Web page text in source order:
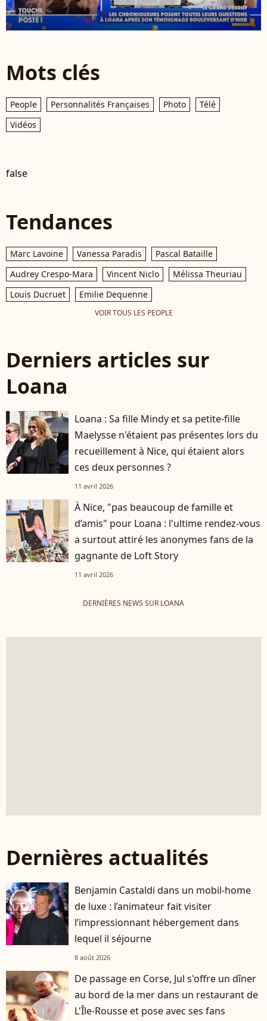
Mots clés
People Personnalités Françaises Photo
Télé
Vidéos
false
Tendances
Marc Lavoine Vanessa Paradis
Pascal Bataille
Audrey Crespo-Mara
Vincent Niclo
Mélissa Theuriau
Louis Ducruet
Emilie Dequenne
VOIR TOUS LES PEOPLE
Derniers articles sur
Loana
Loana : Sa fille Mindy et sa petite-fille
Maelysse n'étaient pas présentes lors du
recueillement à Nice, qui étaient alors
ces deux personnes ?
11 avril 2026
À Nice, "pas beaucoup de famille et
d’amis" pour Loana : l'ultime rendez-vous
a surtout attiré les anonymes fans de la
gagnante de Loft Story
11 avril 2026
DERNIÈRES NEWS SUR LOANA
Dernières actualités
Benjamin Castaldi dans un mobil-home
de luxe : l’animateur fait visiter
l’impressionnant hébergement dans
lequel il séjourne
8 août 2026
De passage en Corse, Jul s'offre un dîner
au bord de la mer dans un restaurant de
L'Île-Rousse et pose avec ses fans